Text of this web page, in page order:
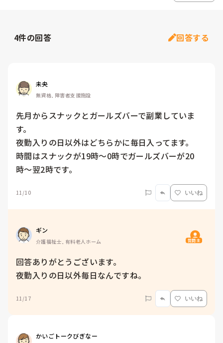
4件の回答 回答する
未央
無資格, 障害者支援施設
先月からスナックとガールズバーで副業していま
す。
夜勤入りの日以外はどちらかに毎日入ってます。
時間はスナックが19時〜0時でガールズバーが20
時〜翌2時です。
11/10 いいね
ギン
介護福祉士, 有料老人ホーム 質問主
回答ありがとうございます。
夜勤入りの日以外毎日なんですね。
11/17 いいね
かいごトークびぎなー